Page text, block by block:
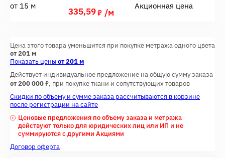
от 15 м
335,597 /м
Акционная цена
Цена этого товара уменьшится при покупке метража одного цвета
от 201 м
Показать ценыот 201 м
Действует индивидуальное предложение на общую сумму заказа
от 200 0007, при покупке ткани и сопутствующих товаров
Скидки по объему и сумме заказа рассчитываются в корзине
после регистрации на сайте
Ценовые предложения по объему заказа и метража
действуют только для юридических лиц или ИП и не
суммируются с другими Акциями
Договор оферта